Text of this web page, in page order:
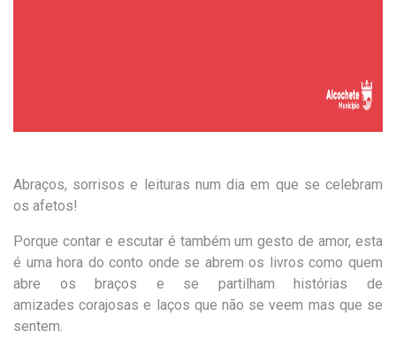
Abraços, sorrisos e leituras num dia em que se celebram
os afetos!
Porque contar e escutar é também um gesto de amor, esta
é uma hora do conto onde se abrem os livros como quem
abre os braços e se partilham histórias de
amizades corajosas e laços que não se veem mas que se
sentem.